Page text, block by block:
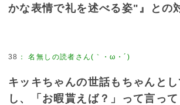
かな表情で礼を述べる姿"』との
38 ：名無しの読者さん(｀・ω・´)
キッキちゃんの世話もちゃんと
し、「お暇貰えば？」って言っ